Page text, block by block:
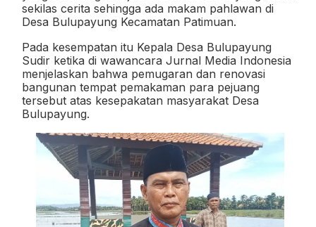
sekilas cerita sehingga ada makam pahlawan di
Desa Bulupayung Kecamatan Patimuan.
Pada kesempatan itu Kepala Desa Bulupayung
Sudir ketika di wawancara Jurnal Media Indonesia
menjelaskan bahwa pemugaran dan renovasi
bangunan tempat pemakaman para pejuang
tersebut atas kesepakatan masyarakat Desa
Bulupayung.